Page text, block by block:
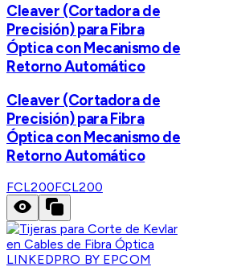
Cleaver (Cortadora de
Precisión) para Fibra
Óptica con Mecanismo de
Retorno Automático
Cleaver (Cortadora de
Precisión) para Fibra
Óptica con Mecanismo de
Retorno Automático
FCL200FCL200
LINKEDPRO BY EPCOM